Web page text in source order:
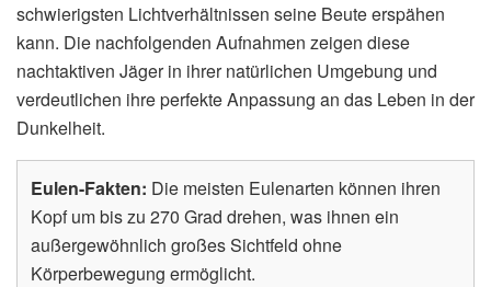
schwierigsten Lichtverhältnissen seine Beute erspähen
kann. Die nachfolgenden Aufnahmen zeigen diese
nachtaktiven Jäger in ihrer natürlichen Umgebung und
verdeutlichen ihre perfekte Anpassung an das Leben in der
Dunkelheit.
Eulen-Fakten: Die meisten Eulenarten können ihren
Kopf um bis zu 270 Grad drehen, was ihnen ein
außergewöhnlich großes Sichtfeld ohne
Körperbewegung ermöglicht.